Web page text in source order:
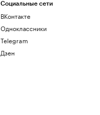
Социальные сети
ВКонтакте
Одноклассники
Telegram
Дзен